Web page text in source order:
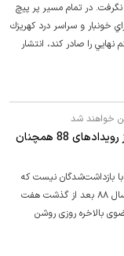
حادثه تير ٨٨ را به گردن نگرفت. در تمام مسير پر پيچ
خونبار و سراسر درد كهريزك
را صادر كند، انتشار
نامه زیباکلام درباره عذرخواهی مرتضوی/بسیاری از رویدادهای 88 همچنان
با بازداشت‌شدگان نیست که
همچنان در پرده ابهام قرار دارد، بلکه بسیاری از رویدادهای سال ۸۸ بعد از گذشت هفت
بالاخره روزی روشن